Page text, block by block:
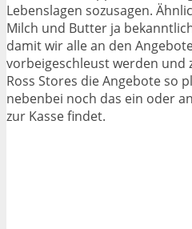
Lebenslagen sozusagen.
Milch und Butter ja
damit wir alle an den
vorbeigeschleust werden und
Ross Stores die Angebote so
nebenbei noch das ein oder
zur Kasse findet.